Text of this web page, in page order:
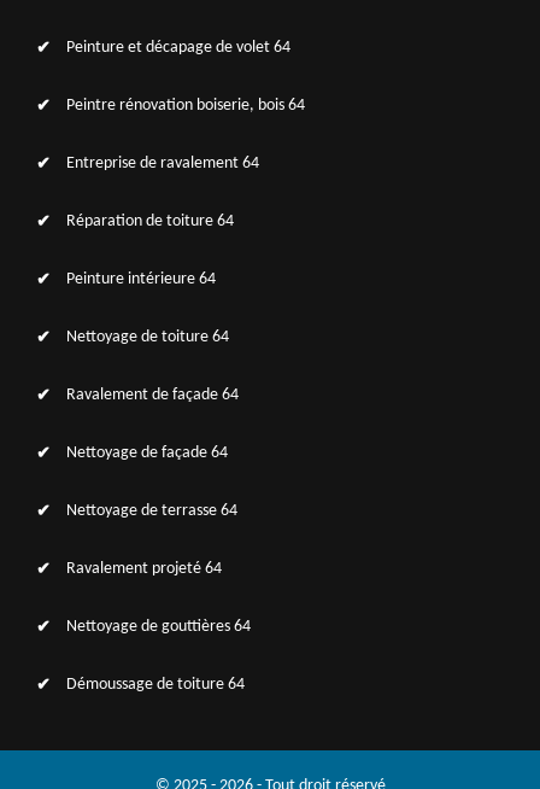
Peinture et décapage de volet 64
Peintre rénovation boiserie, bois 64
Entreprise de ravalement 64
Réparation de toiture 64
Peinture intérieure 64
Nettoyage de toiture 64
Ravalement de façade 64
Nettoyage de façade 64
Nettoyage de terrasse 64
Ravalement projeté 64
Nettoyage de gouttières 64
Démoussage de toiture 64